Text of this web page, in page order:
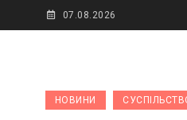
to
07.08.2026
НОВИНИ